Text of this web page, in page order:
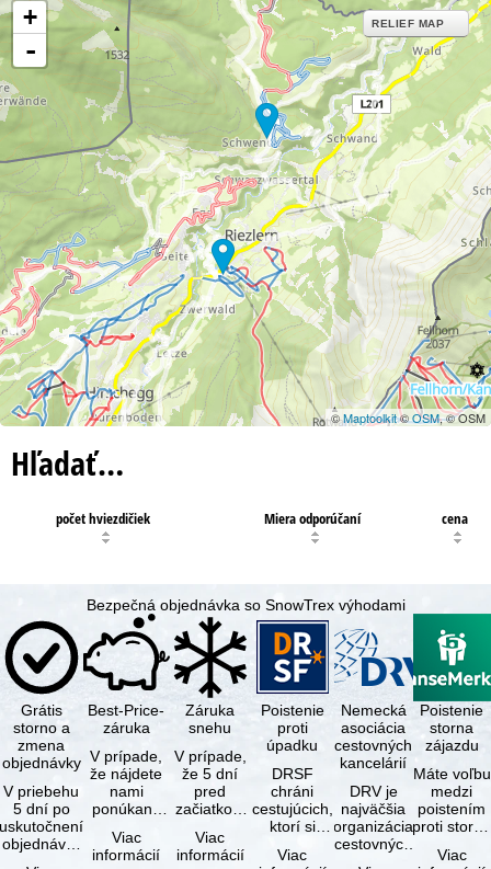
+
-
RELIEF MAP
©Maptoolkit©OSM, © OSM
Hľadať…
počet hviezdičiek Miera odporúčaní cena
Bezpečná objednávka so SnowTrex výhodami
Grátis
storno a
zmena
objednávky
V priebehu
5 dní po
uskutočnení
objednávky
Best-Price-
záruka
V prípade,
že nájdete
nami
ponúkaný
rovnakými
službami
Viac
informácií
Záruka
snehu
V prípade,
že 5 dní
pred
začiatkom
(deň
príjazdu)
Viac
informácií
Poistenie
proti
úpadku
DRSF
chráni
cestujúcich,
ktorí si
zájazd
Viac
Nemecká
asociácia
cestovných
kancelárií
DRV je
najväčšia
organizácia
cestovných
Poistenie
storna
zájazdu
Máte voľbu
medzi
poistením
proti stornu
Viac